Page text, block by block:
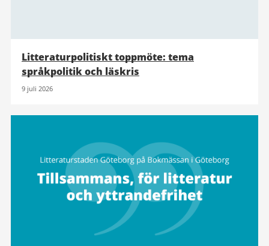
Litteraturpolitiskt toppmöte: tema
språkpolitik och läskris
9 juli 2026